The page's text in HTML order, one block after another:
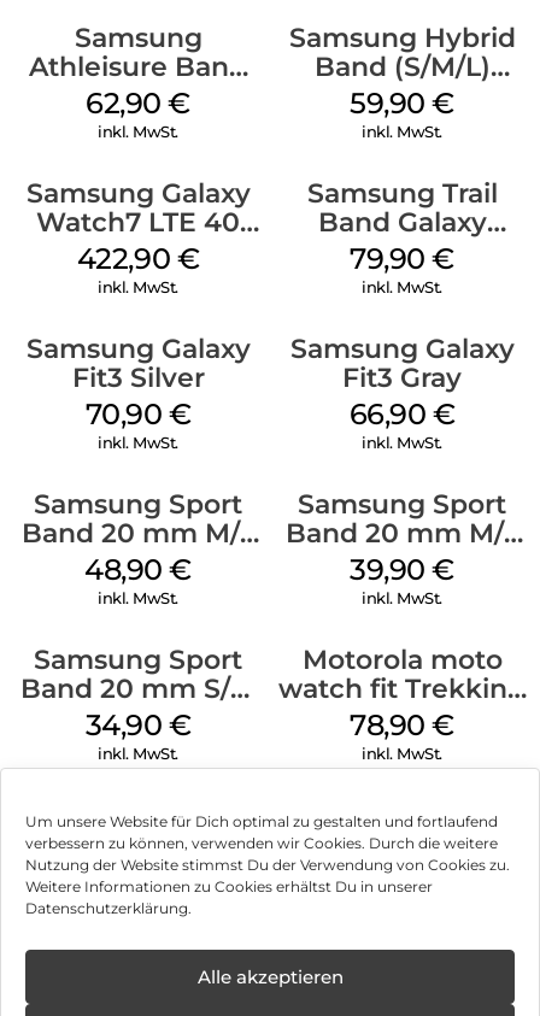
Um unsere Website für Dich optimal zu gestalten und fortlaufend
verbessern zu können, verwenden wir Cookies. Durch die weitere
Nutzung der Website stimmst Du der Verwendung von Cookies zu.
Weitere Informationen zu Cookies erhältst Du in unserer
Datenschutzerklärung.
Alle akzeptieren
Samsung
Athleisure Band
(S/M) Galaxy
Watch8/Watch8
62,90€
inkl. MwSt.
Samsung Hybrid
Band (S/M/L)
Galaxy
Watch8/Watch8
59,90€
inkl. MwSt.
Samsung Galaxy
Watch7 LTE 40
mm Cream
422,90 €
inkl. MwSt.
Samsung Trail
Band Galaxy
Watch Ultra
Orange
79,90€
inkl. MwSt.
Samsung Galaxy
Fit3 Silver
70,90 €
inkl. MwSt.
Samsung Galaxy
Fit3 Gray
66,90 €
inkl. MwSt.
Samsung Sport
Band 20 mm M/L
Galaxy Watch
Series Silber
48,90€
inkl. MwSt.
Samsung Sport
Band 20 mm M/L
Galaxy Watch4
Serie Graphite
39,90€
inkl. MwSt.
Samsung Sport
Band 20 mm S/M
Galaxy Watch4
Serie Graphite
34,90 €
inkl. MwSt.
Motorola moto
watch fit Trekking
Green
78,90€
inkl. MwSt.
Impressum
Können wir Dir behilflich sein?